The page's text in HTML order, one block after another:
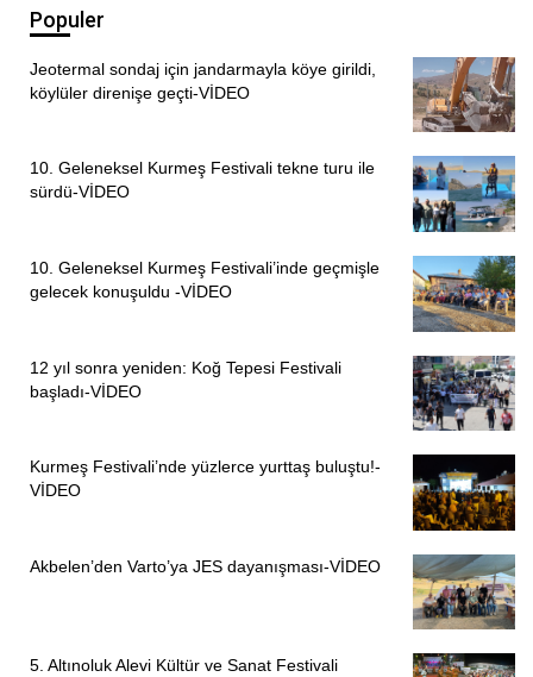
Populer
Jeotermal sondaj için jandarmayla köye girildi,
köylüler direnişe geçti-VİDEO
10. Geleneksel Kurmeş Festivali tekne turu ile
sürdü-VİDEO
10. Geleneksel Kurmeş Festivali’inde geçmişle
gelecek konuşuldu -VİDEO
12 yıl sonra yeniden: Koğ Tepesi Festivali
başladı-VİDEO
Kurmeş Festivali’nde yüzlerce yurttaş buluştu!-
VİDEO
Akbelen’den Varto’ya JES dayanışması-VİDEO
5. Altınoluk Alevi Kültür ve Sanat Festivali